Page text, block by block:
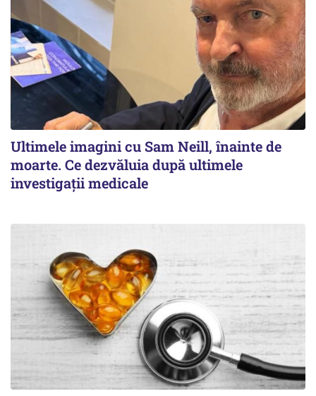
Ultimele imagini cu Sam Neill, înainte de
moarte. Ce dezvăluia după ultimele
investigații medicale